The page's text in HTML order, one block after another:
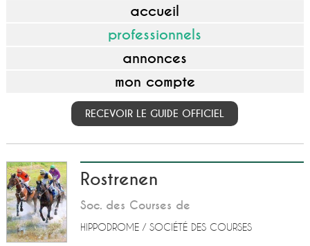
accueil
professionnels
annonces
mon compte
RECEVOIR LE GUIDE OFFICIEL
Rostrenen
Soc. des Courses de
HIPPODROME / SOCIÉTÉ DES COURSES